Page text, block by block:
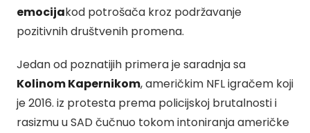
emocijakod potrošača kroz podržavanje
pozitivnih društvenih promena.
Jedan od poznatijih primera je saradnja sa
Kolinom Kapernikom, američkim NFL igračem koji
je 2016. iz protesta prema policijskoj brutalnosti i
rasizmu u SAD čučnuo tokom intoniranja američke